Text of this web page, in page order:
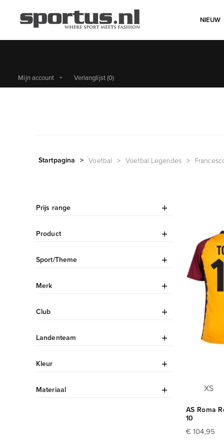
NIEUW
Mijn account Verlanglijst(0)
Startpagina > Voetbal > Voetbal Legendes >
XS
AS Roma
10
€ 104,95
Prijs range
Product
Sport/Theme
Merk
Club
Landenteam
Kleur
Materiaal